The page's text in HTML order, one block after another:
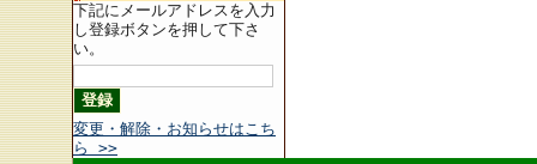
下記にメールアドレスを入力
し登録ボタンを押して下さ
い。
変更・解除・お知らせはこち
ら >>